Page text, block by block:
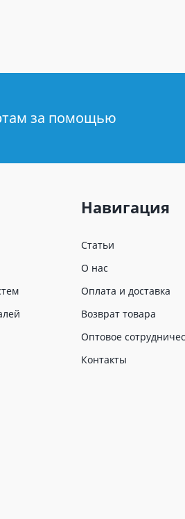
за помощью
Навигация
Статьи
О нас
Оплата и доставка
Возврат товара
Оптовое
Контакты